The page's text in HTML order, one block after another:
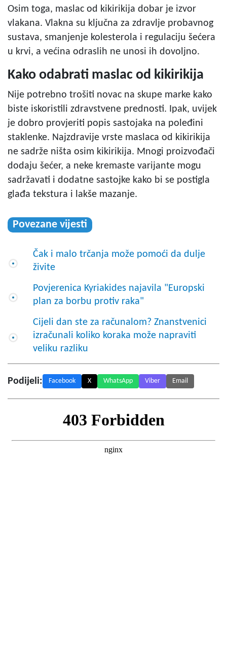
Osim toga, maslac od kikirikija dobar je izvor
vlakana. Vlakna su ključna za zdravlje probavnog
sustava, smanjenje kolesterola i regulaciju šećera
u krvi, a većina odraslih ne unosi ih dovoljno.
Kako odabrati maslac od kikirikija
Nije potrebno trošiti novac na skupe marke kako
biste iskoristili zdravstvene prednosti. Ipak, uvijek
je dobro provjeriti popis sastojaka na poleđini
staklenke. Najzdravije vrste maslaca od kikirikija
ne sadrže ništa osim kikirikija. Mnogi proizvođači
dodaju šećer, a neke kremaste varijante mogu
sadržavati i dodatne sastojke kako bi se postigla
glađa tekstura i lakše mazanje.
Povezane vijesti
Čak i malo trčanja može pomoći da dulje
živite
Povjerenica Kyriakides najavila "Europski
plan za borbu protiv raka"
Cijeli dan ste za računalom? Znanstvenici
izračunali koliko koraka može napraviti
veliku razliku
Podijeli: Facebook X WhatsApp Viber Email